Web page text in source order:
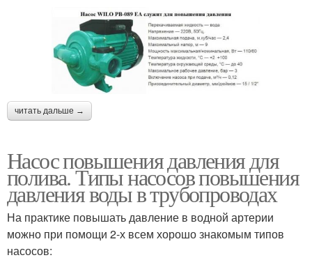
Дренажные насосы Насос для колодца
Идеальный насос Циркуляционный насос
Насос в огороде
читать дальше →
Насос повышения давления для
полива. Типы насосов повышения
давления воды в трубопроводах
На практике повышать давление в водной артерии
можно при помощи 2-х всем хорошо знакомым типов
насосов: